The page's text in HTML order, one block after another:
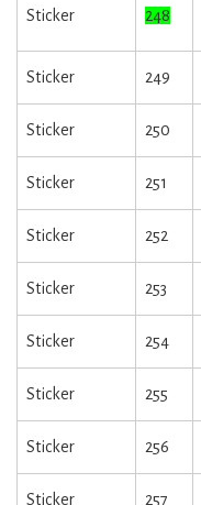
Sticker 248
Sticker 249
Sticker 250
Sticker 251
Sticker 252
Sticker 253
Sticker 254
Sticker 255
Sticker 256
Sticker 257